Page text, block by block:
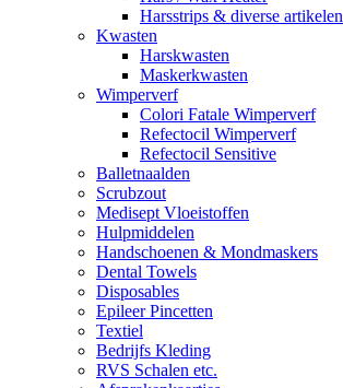
Harsstrips & diverse artikelen
Kwasten
Harskwasten
Maskerkwasten
Wimperverf
Colori Fatale Wimperverf
Refectocil Wimperverf
Refectocil Sensitive
Balletnaalden
Scrubzout
Medisept Vloeistoffen
Hulpmiddelen
Handschoenen & Mondmaskers
Dental Towels
Disposables
Epileer Pincetten
Textiel
Bedrijfs Kleding
RVS Schalen etc.